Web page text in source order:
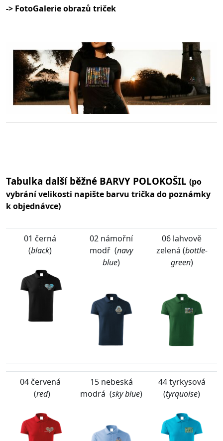
-> FotoGalerie obrazů triček
Tabulka další běžné BARVY POLOKOŠIL (po
vybrání velikosti napište barvu trička do poznámky
k objednávce)
01 černá
(black)
02 námořní
modř (navy
blue)
06 lahvově
zelená (bottle-
green)
04 červená
(red)
15 nebeská
modrá (sky blue)
44 tyrkysová
(tyrquoise)